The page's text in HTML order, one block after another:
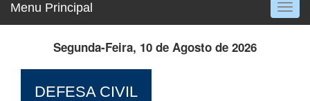
Menu Principal
Segunda-Feira, 10 de Agosto de 2026
DEFESA CIVIL